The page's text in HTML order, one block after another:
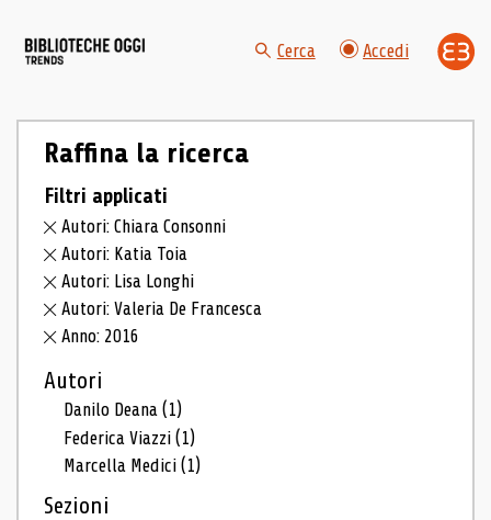
Cerca Accedi
Raffina la ricerca
Filtri applicati
Autori: Chiara Consonni
Autori: Katia Toia
Autori: Lisa Longhi
Autori: Valeria De Francesca
Anno: 2016
Autori
Danilo Deana(1)
Federica Viazzi(1)
Marcella Medici(1)
Sezioni